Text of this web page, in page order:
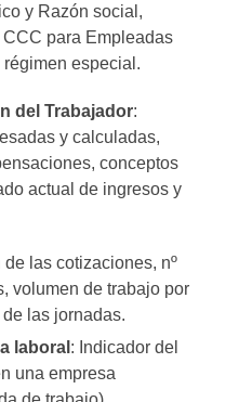
y Razón social,
para Empleadas
especial.
del Trabajador:
y calculadas,
conceptos
actual de ingresos y
de las cotizaciones, nº
volumen de trabajo por
las jornadas.
laboral : Indicador del
una empresa